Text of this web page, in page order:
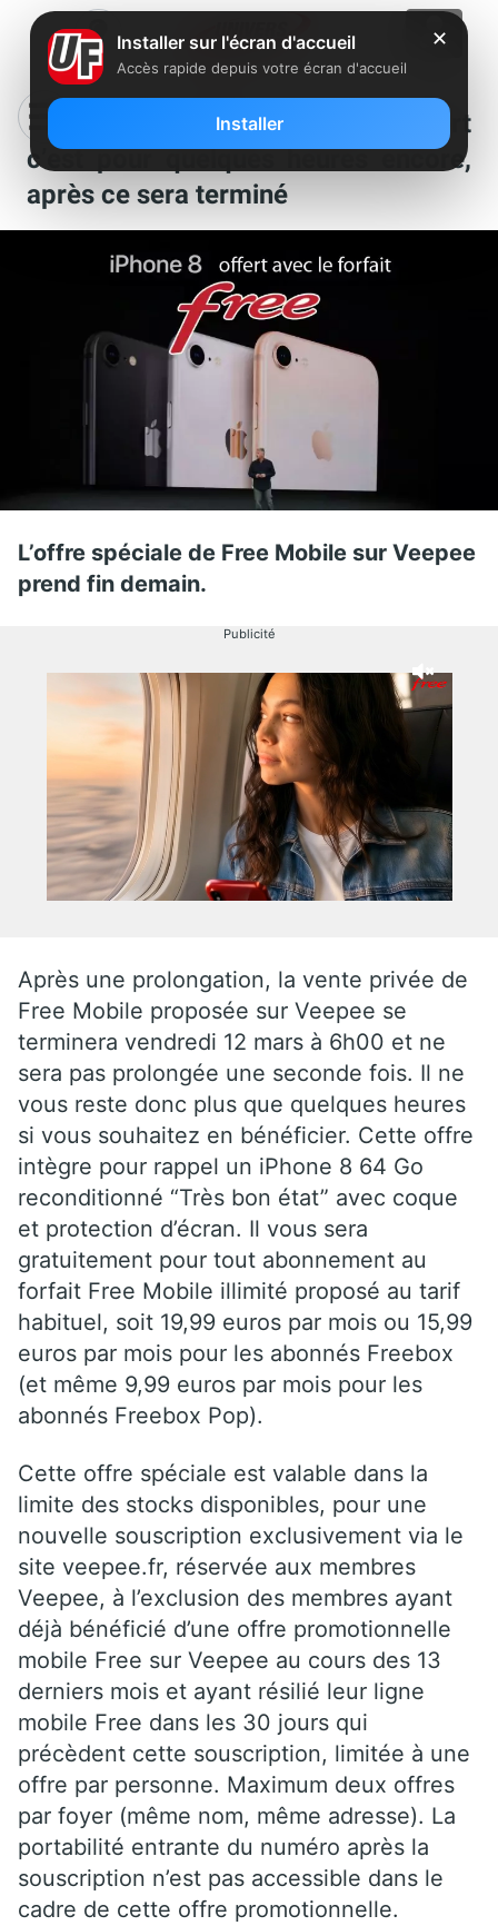
Forfait Free Mobile : l’iPhone offert
c’est pour quelques heures encore,
après ce sera terminé
L’offre spéciale de Free Mobile sur Veepee
prend fin demain.
Publicité
Après une prolongation, la vente privée de
Free Mobile proposée sur Veepee se
terminera vendredi 12 mars à 6h00 et ne
sera pas prolongée une seconde fois. Il ne
vous reste donc plus que quelques heures
si vous souhaitez en bénéficier. Cette offre
intègre pour rappel un iPhone 8 64 Go
reconditionné “Très bon état” avec coque
et protection d’écran. Il vous sera
gratuitement pour tout abonnement au
forfait Free Mobile illimité proposé au tarif
habituel, soit 19,99 euros par mois ou 15,99
euros par mois pour les abonnés Freebox
(et même 9,99 euros par mois pour les
abonnés Freebox Pop).
Cette offre spéciale est valable dans la
limite des stocks disponibles, pour une
nouvelle souscription exclusivement via le
site veepee.fr, réservée aux membres
Veepee, à l’exclusion des membres ayant
déjà bénéficié d’une offre promotionnelle
mobile Free sur Veepee au cours des 13
derniers mois et ayant résilié leur ligne
mobile Free dans les 30 jours qui
précèdent cette souscription, limitée à une
offre par personne. Maximum deux offres
par foyer (même nom, même adresse). La
portabilité entrante du numéro après la
souscription n’est pas accessible dans le
cadre de cette offre promotionnelle.
✕
Installer sur l'écran d'accueil
Accès rapide depuis votre écran d'accueil
Installer